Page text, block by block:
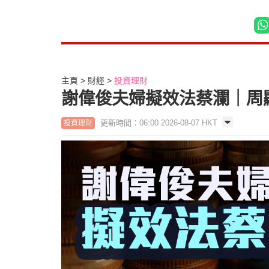
主頁 財經 投資理財
謝偉俊夫婦擬效法蔡瀾｜周
投資理財 更新時間：06:00 2026-08-07 HKT